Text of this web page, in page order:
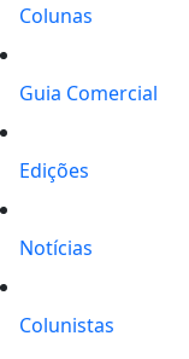
Colunas
Guia Comercial
Edições
Notícias
Colunistas